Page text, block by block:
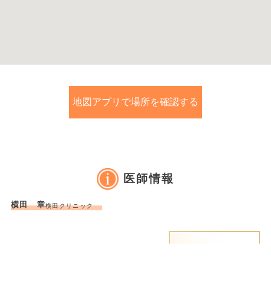
地図アプリで場所を確認する
医師情報
横田 章横田クリニック